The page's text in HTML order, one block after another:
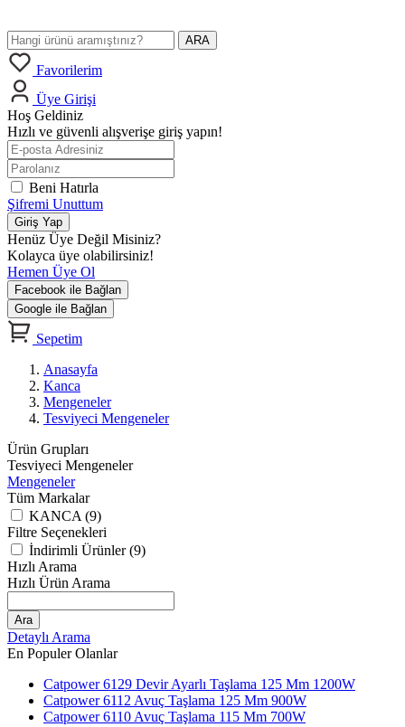
ARA
Favorilerim
Üye Girişi
Hoş Geldiniz
Hızlı ve güvenli alışverişe giriş yapın!
Beni Hatırla
Şifremi Unuttum
Giriş Yap
Henüz Üye Değil Misiniz?
Kolayca üye olabilirsiniz!
Hemen Üye Ol
Facebook ile Bağlan
Google ile Bağlan
Sepetim
Anasayfa
Kanca
Mengeneler
Tesviyeci Mengeneler
Ürün Grupları
Tesviyeci Mengeneler
Mengeneler
Tüm Markalar
KANCA (9)
Filtre Seçenekleri
İndirimli Ürünler (9)
Hızlı Arama
Hızlı Ürün Arama
Ara
Detaylı Arama
En Populer Olanlar
Catpower 6129 Devir Ayarlı Taşlama 125 Mm 1200W
Catpower 6112 Avuç Taşlama 125 Mm 900W
Catpower 6110 Avuç Taşlama 115 Mm 700W